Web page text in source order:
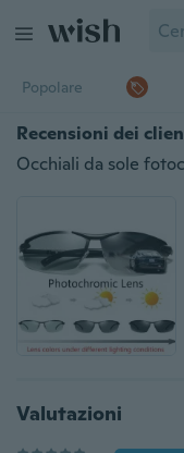
Popolare
Recensioni dei
Valutazioni